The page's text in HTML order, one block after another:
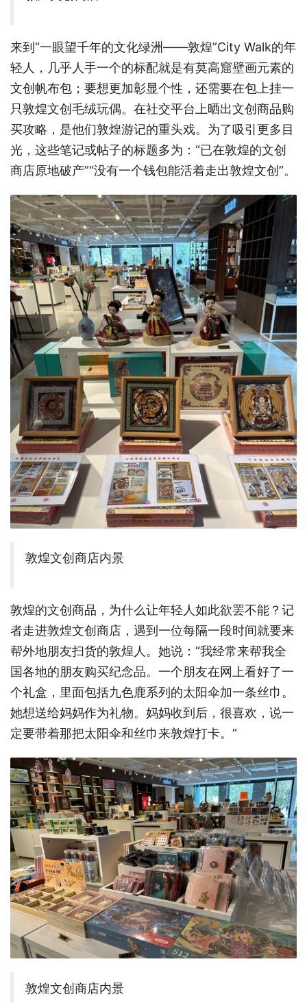
来到“一眼望千年的文化绿洲——敦煌”City Walk的年
轻人，几乎人手一个的标配就是有莫高窟壁画元素的
文创帆布包；要想更加彰显个性，还需要在包上挂一
只敦煌文创毛绒玩偶。在社交平台上晒出文创商品购
买攻略，是他们敦煌游记的重头戏。为了吸引更多目
光，这些笔记或帖子的标题多为：“已在敦煌的文创
商店原地破产”“没有一个钱包能活着走出敦煌文创”。
敦煌文创商店内景
敦煌的文创商品，为什么让年轻人如此欲罢不能？记
者走进敦煌文创商店，遇到一位每隔一段时间就要来
帮外地朋友扫货的敦煌人。她说：“我经常来帮我全
国各地的朋友购买纪念品。一个朋友在网上看好了一
个礼盒，里面包括九色鹿系列的太阳伞加一条丝巾。
她想送给妈妈作为礼物。妈妈收到后，很喜欢，说一
定要带着那把太阳伞和丝巾来敦煌打卡。”
敦煌文创商店内景